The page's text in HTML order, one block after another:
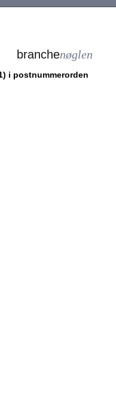
branchenøglen
i postnummerorden